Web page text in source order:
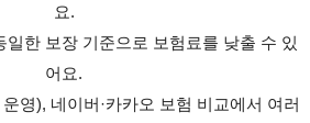
요.
일한 보장 기준으로 보험료를 낮출 수 있
어요.
영), 네이버·카카오 보험 비교에서 여러